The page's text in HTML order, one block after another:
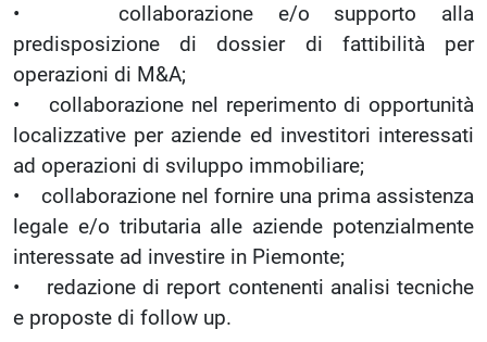
• collaborazione e/o supporto alla
predisposizione di dossier di fattibilità per
operazioni di M&A;
• collaborazione nel reperimento di opportunità
localizzative per aziende ed investitori interessati
ad operazioni di sviluppo immobiliare;
• collaborazione nel fornire una prima assistenza
legale e/o tributaria alle aziende potenzialmente
interessate ad investire in Piemonte;
• redazione di report contenenti analisi tecniche
e proposte di follow up.